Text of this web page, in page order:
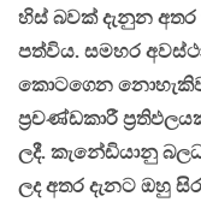
හිස් බවක් දැනුන
පත්විය. සමහර
කොටගෙන නොහැකිව
ප්‍රචණ්ඩකාරී
ලදී. කැනේඩියානු
ලද අතර දැනට ඔහු